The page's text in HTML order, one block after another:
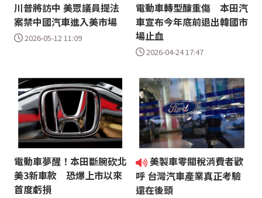
川普將訪中 美眾議員提法
案禁中國汽車進入美市場
2026-05-12 11:09
電動車轉型釀重傷 本田汽
車宣布今年底前退出韓國市
場止血
2026-04-24 17:47
電動車夢醒！本田斷腕砍北
美3新車款 恐爆上市以來
首度虧損
美製車零關稅消費者歡
呼 台灣汽車產業真正考驗
還在後頭